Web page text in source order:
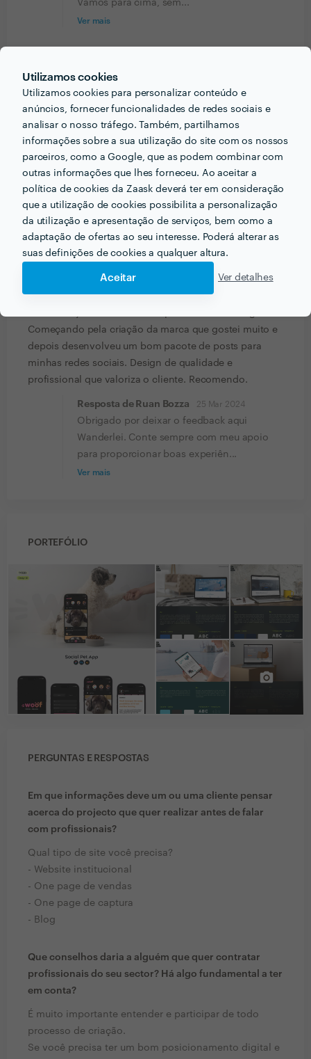
Utilizamos cookies
Utilizamos cookies para personalizar conteúdo e
anúncios, fornecer funcionalidades de redes sociais e
analisar o nosso tráfego. Também, partilhamos
informações sobre a sua utilização do site com os nossos
parceiros, como a Google, que as podem combinar com
outras informações que lhes forneceu. Ao aceitar a
política de cookies da Zaask deverá ter em consideração
que a utilização de cookies possibilita a personalização
da utilização e apresentação de serviços, bem como a
adaptação de ofertas ao seu interesse. Poderá alterar as
suas definições de cookies a qualquer altura.
Aceitar Ver detalhes
Vamos para cima, sem...
Ver mais
Trabalho realizado fora da plataforma
9 Fev 2024
Pessoal da Bozza Digital super atencioso. Me ajudaram
bastante no redesign da minha marca Sul Bombas.
Obrigado a todos!
Resposta de Ruan Bozza 25 Mar 2024
Obrigado Vânia pelo Feedback. Sabe que
pode sempre contar conosco!
Wanderlei Moreira
Trabalho realizado fora da plataforma
Começando pela criação da marca que gostei muito e
depois desenvolveu um bom pacote de posts para
minhas redes sociais. Design de qualidade e
profissional que valoriza o cliente. Recomendo.
Resposta de Ruan Bozza 25 Mar 2024
Obrigado por deixar o feedback aqui
Wanderlei. Conte sempre com meu apoio
para proporcionar boas experiên...
Ver mais
PORTEFÓLIO
PERGUNTAS E RESPOSTAS
Em que informações deve um ou uma cliente pensar
acerca do projecto que quer realizar antes de falar
com profissionais?
Qual tipo de site você precisa?
- Website institucional
- One page de vendas
- One page de captura
- Blog
Que conselhos daria a alguém que quer contratar
profissionais do seu sector? Há algo fundamental a ter
em conta?
É muito importante entender e participar de todo
processo de criação.
Se você precisa ter um bom posicionamento digital e